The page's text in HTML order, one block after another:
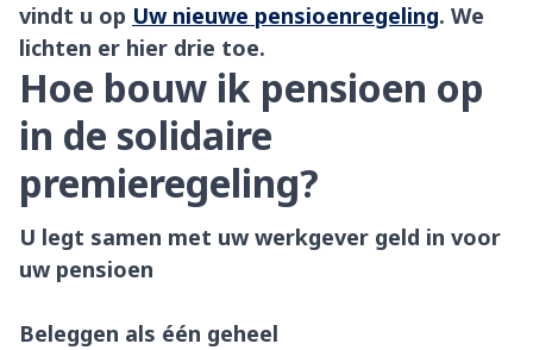
vindt u op Uw nieuwe pensioenregeling. We
lichten er hier drie toe.
Hoe bouw ik pensioen op
in de solidaire
premieregeling?
U legt samen met uw werkgever geld in voor
uw pensioen
Beleggen als één geheel